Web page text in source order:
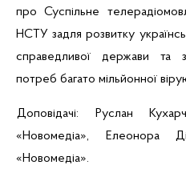
про Суспільне
НСТУ задля розвитку
справедливої держави та
потреб багато мільйонної
Доповідачі: Руслан
«Новомедіа», Елеонора
«Новомедіа».